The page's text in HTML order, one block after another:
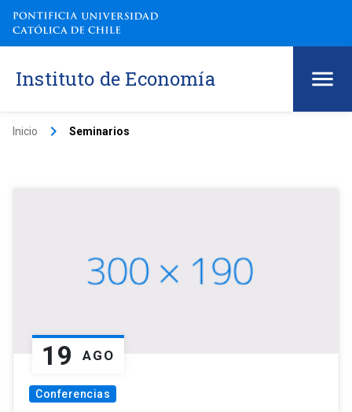
Instituto de Economía
Inicio keyboard_arrow_right Seminarios
19 AGO
Conferencias